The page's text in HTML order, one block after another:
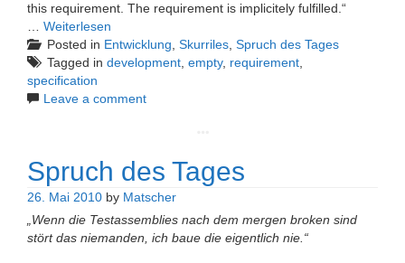
this requirement. The requirement is implicitely fulfilled.“
… Weiterlesen
Posted in Entwicklung, Skurriles, Spruch des Tages
Tagged in development, empty, requirement,
specification
Leave a comment
Spruch des Tages
26. Mai 2010 by Matscher
„Wenn die Testassemblies nach dem mergen broken sind
stört das niemanden, ich baue die eigentlich nie.“